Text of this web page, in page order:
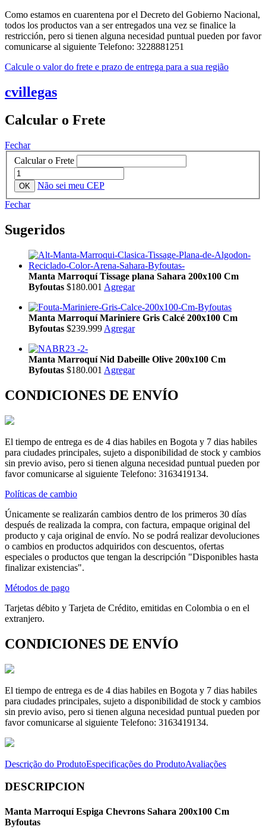
Como estamos en cuarentena por el Decreto del Gobierno Nacional,
todos los productos van a ser entregados una vez se finalice la
restricción, pero si tienen alguna necesidad puntual pueden por favor
comunicarse al siguiente Telefono: 3228881251
Calcule o valor do frete e prazo de entrega para a sua região
cvillegas
Calcular o Frete
Fechar
Calcular o Frete
Não sei meu CEP
Fechar
Sugeridos
Manta Marroquí Tissage plana Sahara 200x100 Cm
Byfoutas $180.001 Agregar
Manta Marroquí Mariniere Gris Calcé 200x100 Cm
Byfoutas $239.999 Agregar
Manta Marroquí Nid Dabeille Olive 200x100 Cm
Byfoutas $180.001 Agregar
CONDICIONES DE ENVÍO
El tiempo de entrega es de 4 dias habiles en Bogota y 7 dias habiles
para ciudades principales, sujeto a disponibilidad de stock y cambios
sin previo aviso, pero si tienen alguna necesidad puntual pueden por
favor comunicarse al siguiente Telefono: 3163419134.
Políticas de cambio
Únicamente se realizarán cambios dentro de los primeros 30 días
después de realizada la compra, con factura, empaque original del
producto y caja original de envío. No se podrá realizar devoluciones
o cambios en productos adquiridos con descuentos, ofertas
especiales o productos que tengan la descripción "Disponibles hasta
finalizar existencias".
Métodos de pago
Tarjetas débito y Tarjeta de Crédito, emitidas en Colombia o en el
extranjero.
CONDICIONES DE ENVÍO
El tiempo de entrega es de 4 dias habiles en Bogota y 7 dias habiles
para ciudades principales, sujeto a disponibilidad de stock y cambios
sin previo aviso, pero si tienen alguna necesidad puntual pueden por
favor comunicarse al siguiente Telefono: 3163419134.
Descrição do ProdutoEspecificações do ProdutoAvaliações
DESCRIPCION
Manta Marroquí Espiga Chevrons Sahara 200x100 Cm
Byfoutas